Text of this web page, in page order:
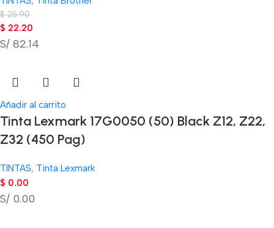
$25.90
$ 22.20
S/ 82.14
Añadir al carrito
Tinta Lexmark 17G0050 (50) Black Z12, Z22,
Z32 (450 Pag)
TINTAS, Tinta Lexmark
$ 0.00
S/ 0.00